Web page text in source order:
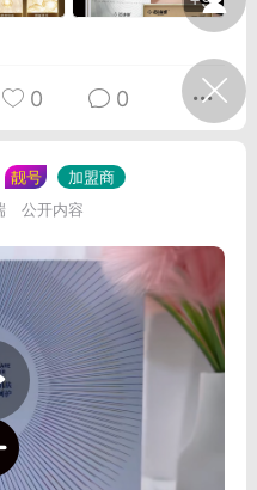
爆汗熊
微晶溶斑术
！一、项
）× 草本
这是一套
0 0
靓号
加盟商
公开内容